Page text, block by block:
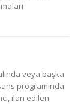
veya başka
programında
ilan edilen